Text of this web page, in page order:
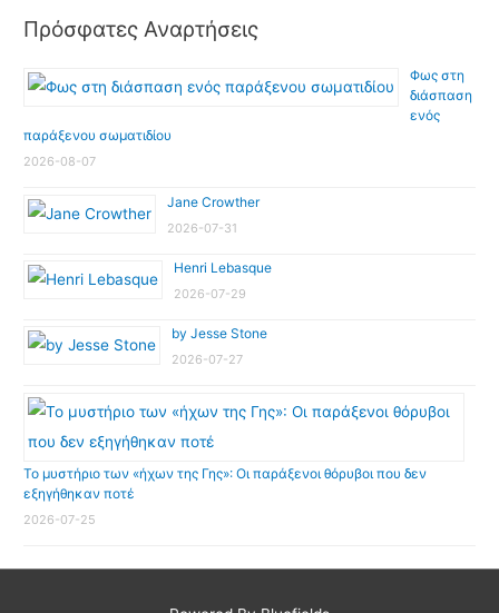
Πρόσφατες Αναρτήσεις
Φως στη
διάσπαση
ενός
παράξενου σωματιδίου
2026-08-07
Jane Crowther
2026-07-31
Henri Lebasque
2026-07-29
by Jesse Stone
2026-07-27
Το μυστήριο των «ήχων της Γης»: Οι παράξενοι θόρυβοι που δεν
εξηγήθηκαν ποτέ
2026-07-25